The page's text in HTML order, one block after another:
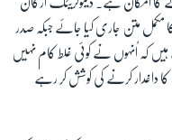
متن جاری کیا جائے جبکہ صدر
کہ اُنہوں نے کوئی غلط کام نہیں
داغدار کرنے کی کوشش کر رہے